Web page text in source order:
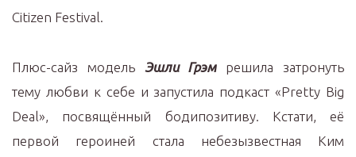
Citizen Festival.
Плюс-сайз модель Эшли Грэмрешила затронуть
тему любви к себе и запустила подкаст «Pretty Big
Deal», посвящённый бодипозитиву. Кстати, её
первой героиней стала небезызвестная Ким